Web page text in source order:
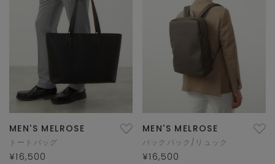
MEN'S MELROSE
トートバッグ
¥16,500
MEN'S MELROSE
バックパック/リュック
¥16,500